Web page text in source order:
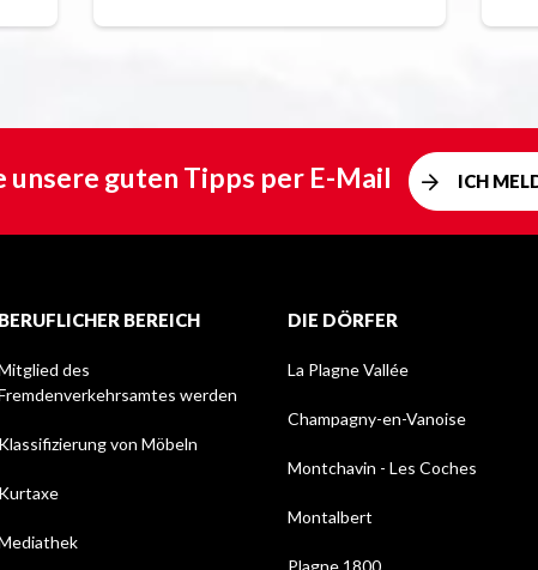
unsere guten Tipps per E-Mail ICH
BERUFLICHER BEREICH
des
werden
Klassifizierung von Möbeln
Kurtaxe
DIE DÖRFER
La Plagne Vallée
Champagny-en-Vanoise
Montchavin - Les Coches
Montalbert
Plagne 1800